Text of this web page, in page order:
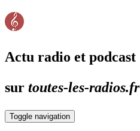
Actu radio et podcast
sur toutes-les-radios.fr
Toggle navigation